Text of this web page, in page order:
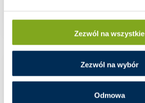
Zezwól na wszystkie
Zezwól na wybór
Odmowa